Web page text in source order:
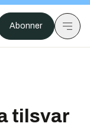
Abonner
tilsvar